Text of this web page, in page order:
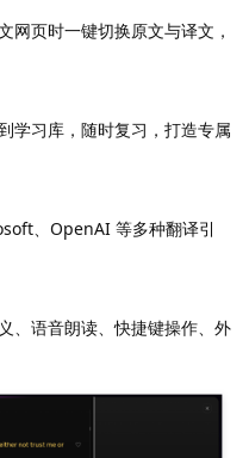
网页时一键切换原文与译文，
学习库，随时复习，打造专属
、OpenAI 等多种翻译引
、语音朗读、快捷键操作、外